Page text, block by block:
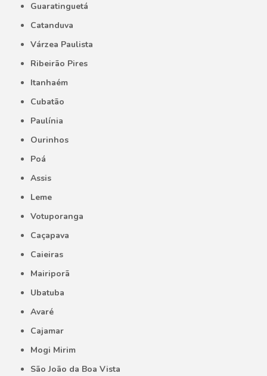
Guaratinguetá
Catanduva
Várzea Paulista
Ribeirão Pires
Itanhaém
Cubatão
Paulínia
Ourinhos
Poá
Assis
Leme
Votuporanga
Caçapava
Caieiras
Mairiporã
Ubatuba
Avaré
Cajamar
Mogi Mirim
São João da Boa Vista